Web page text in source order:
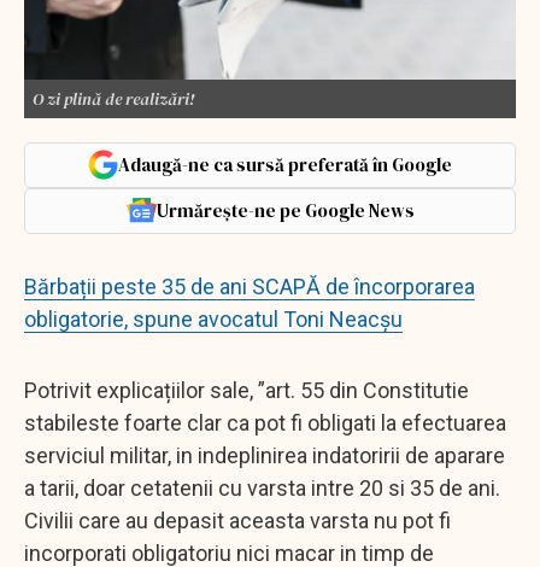
O zi plină de realizări!
Adaugă-ne ca sursă preferată în Google
Urmărește-ne pe Google News
Bărbații peste 35 de ani SCAPĂ de încorporarea
obligatorie, spune avocatul Toni Neacșu
Potrivit explicațiilor sale, ”art. 55 din Constitutie
stabileste foarte clar ca pot fi obligati la efectuarea
serviciul militar, in indeplinirea indatoririi de aparare
a tarii, doar cetatenii cu varsta intre 20 si 35 de ani.
Civilii care au depasit aceasta varsta nu pot fi
incorporati obligatoriu nici macar in timp de